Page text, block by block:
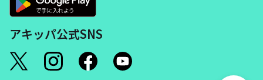
アキッパ公式SNS